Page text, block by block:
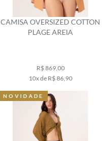
CAMISA OVERSIZED COTTON
PLAGE AREIA
R$ 869,00
10x de R$ 86,90
NOVIDADE